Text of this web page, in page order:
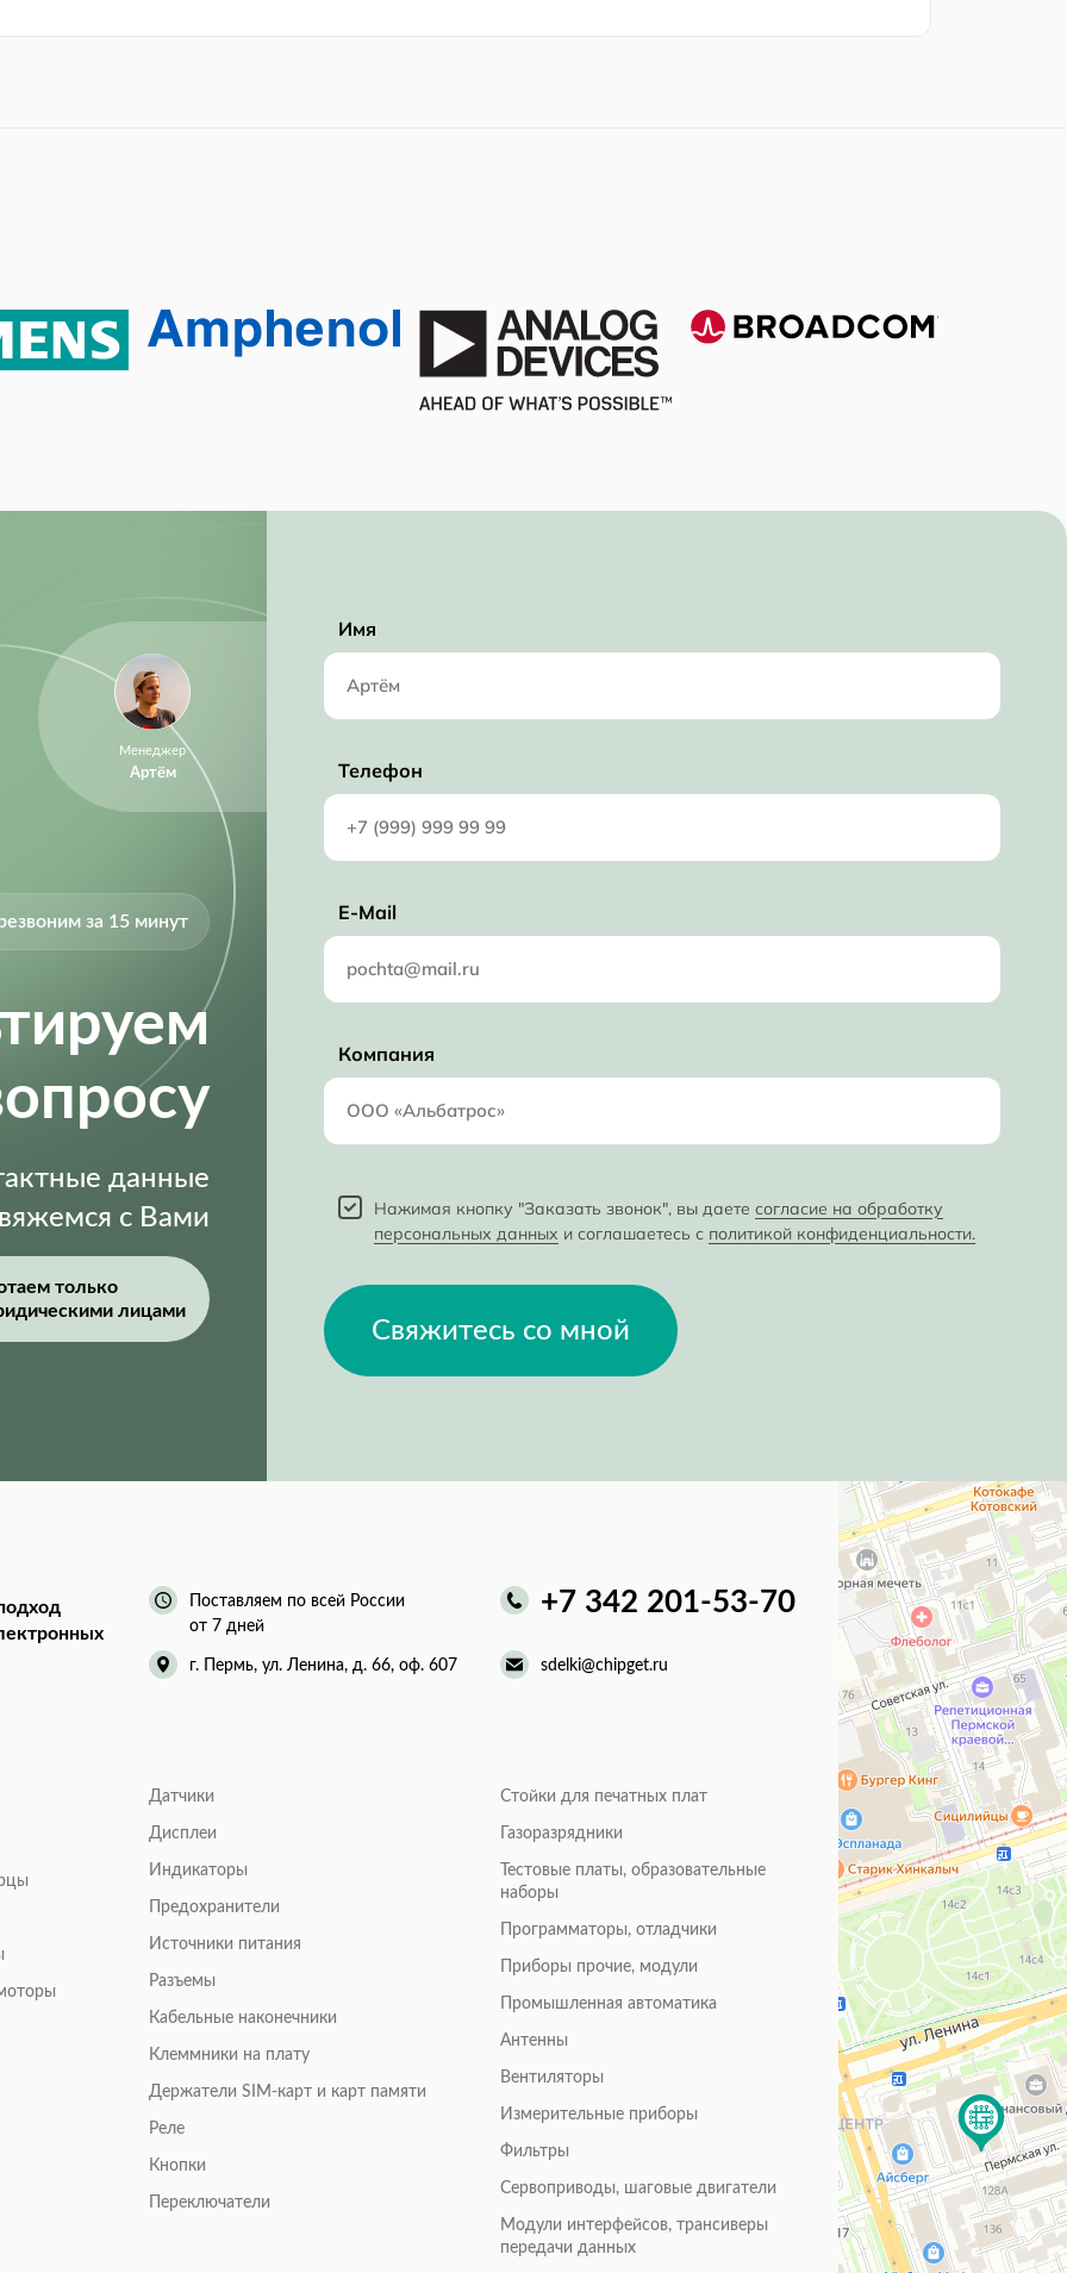
1810 mW
16.0V (max)
1.10 MHz
Менеджер
Артём
за 15 минут
данные
с Вами
только
лицами
Имя
Телефон
E-Mail
Компания
Нажимая кнопку "Заказать звонок", вы даете согласие на обработку
персональных данных и соглашаетесь с политикой конфиденциальности.
Свяжитесь со мной
Поставляем по всей России
от 7 дней
+7 342 201-53-70
г. Пермь, ул. Ленина, д. 66, оф. 607 sdelki@chipget.ru
Датчики
Дисплеи
Индикаторы
Предохранители
Источники питания
Разъемы
Кабельные наконечники
Клеммники на плату
Держатели SIM-карт и карт памяти
Реле
Кнопки
Переключатели
Стойки для печатных плат
Газоразрядники
Тестовые платы, образовательные
наборы
Программаторы, отладчики
Приборы прочие, модули
Промышленная автоматика
Антенны
Вентиляторы
Измерительные приборы
Фильтры
Сервоприводы, шаговые двигатели
Модули интерфейсов, трансиверы
передачи данных